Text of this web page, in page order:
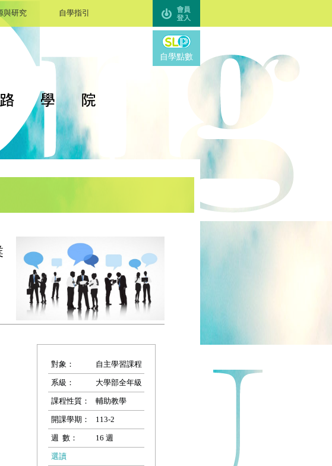
與研究 自學指引
SL Points
自學點數
對象： 自主學習課程
系級： 大學部全年級
課程性質： 輔助教學
開課學期： 113-2
週 數： 16 週
選讀